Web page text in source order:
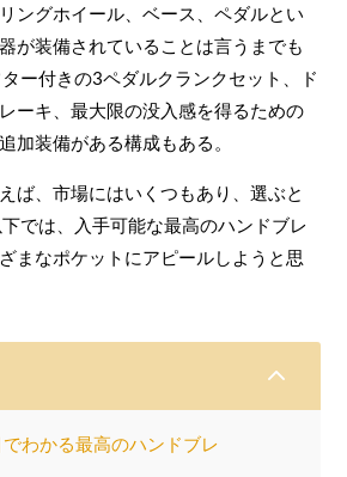
ングホイール、ベース、ペダルとい
が装備されていることは言うまでも
ー付きの3ペダルクランクセット、ド
ーキ、最大限の没入感を得るための
加装備がある構成もある。
ば、市場にはいくつもあり、選ぶと
では、入手可能な最高のハンドブレ
まなポケットにアピールしようと思
2
わかる最高のハンドブレ